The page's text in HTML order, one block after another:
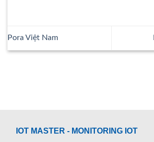
Pora Việt Nam
IOT MASTER - MONITORING IOT